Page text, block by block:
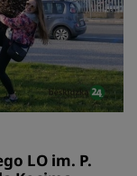
LO im. P.